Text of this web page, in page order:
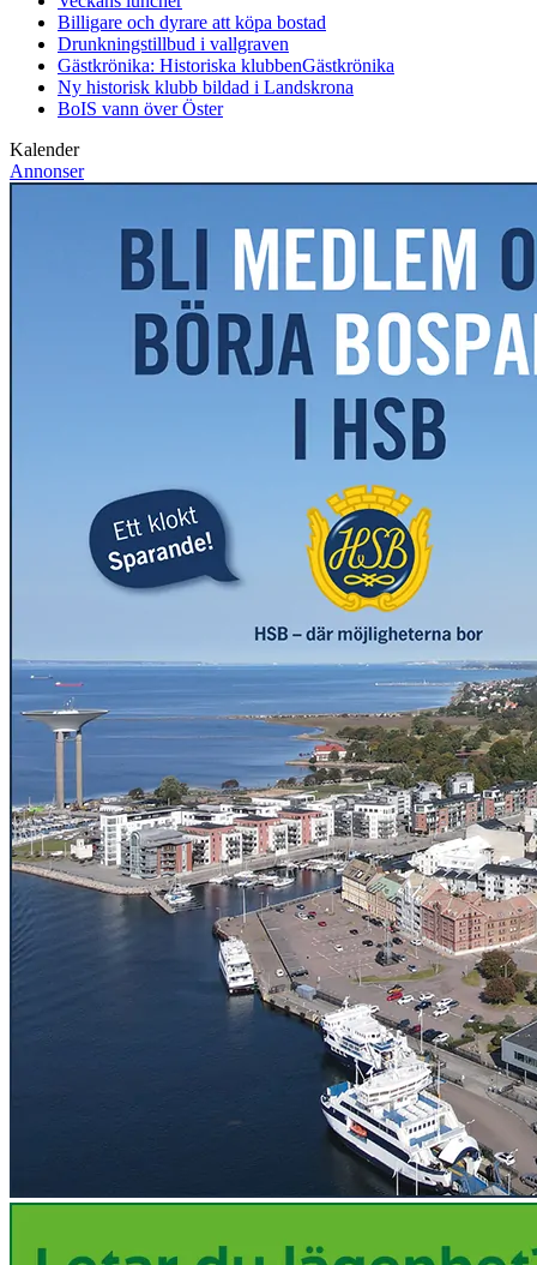
Billigare och dyrare att köpa bostad
Drunkningstillbud i vallgraven
Gästkrönika: Historiska klubbenGästkrönika
Ny historisk klubb bildad i Landskrona
BoIS vann över Öster
Kalender
Annonser